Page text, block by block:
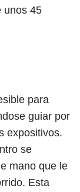
unos 45
para
guiar por
expositivos.
se
mano que le
Esta